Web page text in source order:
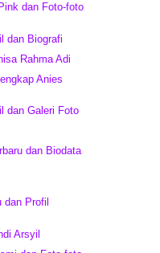
dan Foto-foto
dan Biografi
Rahma Adi
Anies
dan Galeri Foto
dan Biodata
dan Profil
Arsyil